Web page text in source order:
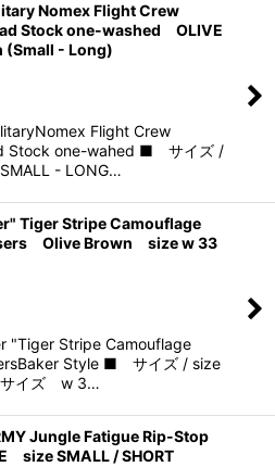
Nomex Flight Crew
Stock one-washed OLIVE
(Small - Long)
Flight Crew
Stock one-wahed ■ サイズ /
- LONG…
Tiger Stripe Camouflage
Olive Brown size w 33
"Tiger Stripe Camouflage
Style ■ サイズ / size
イズ w 3…
Jungle Fatigue Rip-Stop
size SMALL / SHORT